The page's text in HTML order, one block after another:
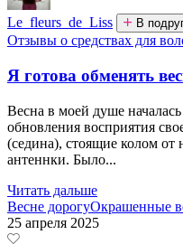
Le_fleurs_de_Liss В
Отзывы о средствах для
Я готова обменять
Весна в моей душе
обновления восприятия
(седина), стоящие колом от
антеннки. Было...
Читать дальше
Весне дорогуОкрашенные
25 апреля 2025